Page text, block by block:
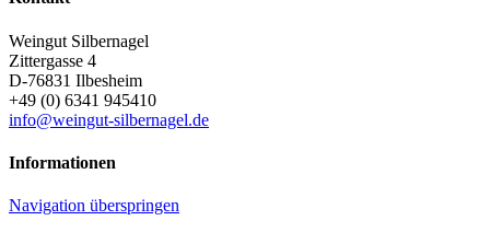
Weingut Silbernagel
Zittergasse 4
D-76831 Ilbesheim
+49 (0) 6341 945410
info@weingut-silbernagel.de
Informationen
Navigation überspringen